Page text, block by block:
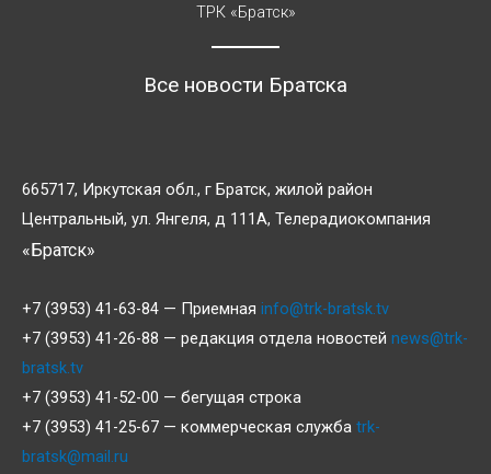
ТРК «Братск»
Все новости Братска
665717, Иркутская обл., г Братск, жилой район
Центральный, ул. Янгеля, д 111А, Телерадиокомпания
«Братск»
+7 (3953) 41-63-84 — Приемная info@trk-bratsk.tv
+7 (3953) 41-26-88 — редакция отдела новостей news@trk-
bratsk.tv
+7 (3953) 41-52-00 — бегущая строка
+7 (3953) 41-25-67 — коммерческая служба trk-
bratsk@mail.ru